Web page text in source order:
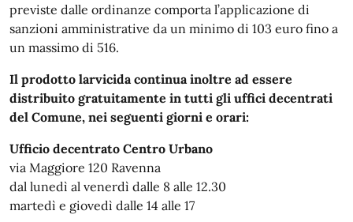
previste dalle ordinanze comporta l’applicazione di
sanzioni amministrative da un minimo di 103 euro fino a
un massimo di 516.
Il prodotto larvicida continua inoltre ad essere
distribuito gratuitamente in tutti gli uffici decentrati
del Comune, nei seguenti giorni e orari:
Ufficio decentrato Centro Urbano
via Maggiore 120 Ravenna
dal lunedì al venerdì dalle 8 alle 12.30
martedì e giovedì dalle 14 alle 17